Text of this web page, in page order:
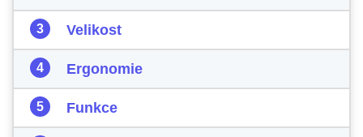
Velikost
Ergonomie
Funkce